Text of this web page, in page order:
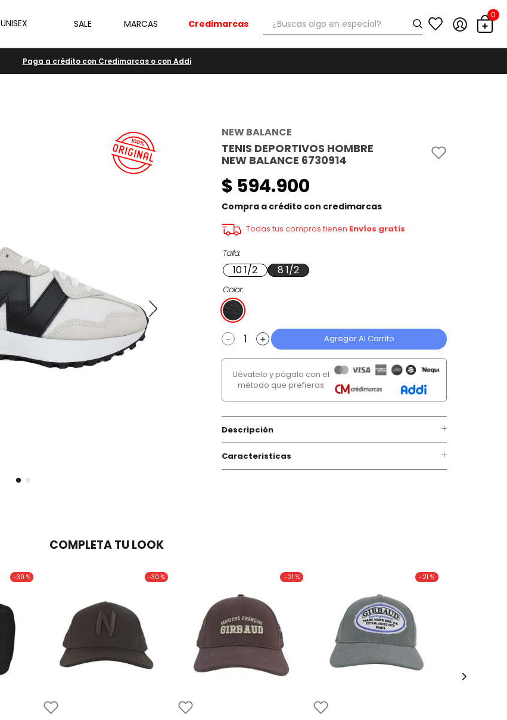
UNISEX SALE MARCAS Credimarcas ¿Buscas algo en especial? 0
Paga a crédito con Credimarcas o con Addi
NEW BALANCE
TENIS DEPORTIVOS HOMBRE
NEW BALANCE 6730914
$ 594.900
Compra a crédito con credimarcas
Todas tus compras tienen Envíos gratis
Talla
10 1/2 8 1/2
Color
＋
－ Agregar Al Carrito
Llévatelo y págalo con el
método que prefieras
Descripción
Caracteristicas
COMPLETA TU LOOK
-30 % -30 % -21 % -21 %